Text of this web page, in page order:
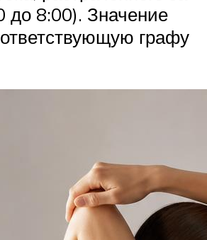
до 8:00). Значение
графу